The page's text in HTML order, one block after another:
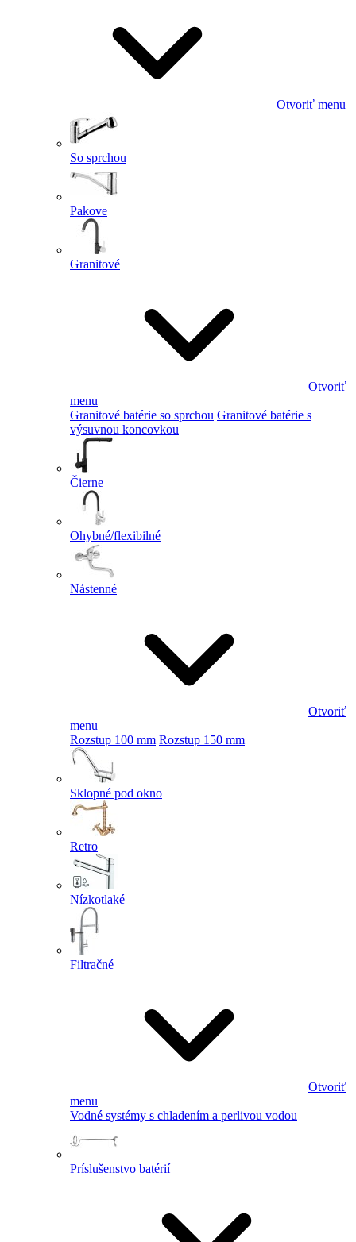
Otvoriť menu
So sprchou
Pakove
Granitové
Otvoriť
menu
Granitové batérie so sprchou Granitové batérie s
výsuvnou koncovkou
Čierne
Ohybné/flexibilné
Nástenné
Otvoriť
menu
Rozstup 100 mm Rozstup 150 mm
Sklopné pod okno
Retro
Nízkotlaké
Filtračné
Otvoriť
menu
Vodné systémy s chladením a perlivou vodou
Príslušenstvo batérií